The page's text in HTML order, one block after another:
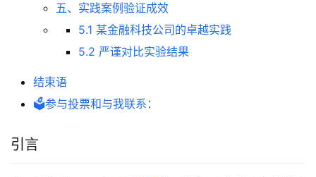
五、实践案例验证成效
5.1 某金融科技公司的卓越实践
5.2 严谨对比实验结果
结束语
🗳️参与投票和与我联系：
引言